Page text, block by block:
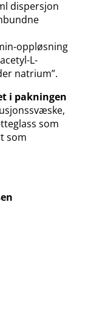
dispersjon
oppløsning
L-
natrium”.
i pakningen
som
som